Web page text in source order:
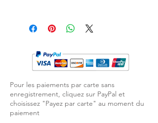
Pour les paiements par carte sans
enregistrement, cliquez sur PayPal et
choisissez "Payez par carte" au moment du
paiement